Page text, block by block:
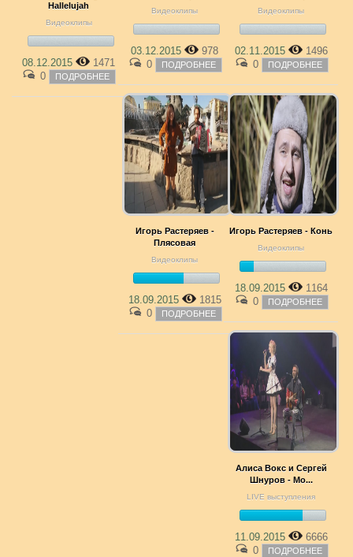
Hallelujah
Видеоклипы
08.12.2015
1471
0
ПОДРОБНЕЕ
Видеоклипы
03.12.2015
978
0
ПОДРОБНЕЕ
Видеоклипы
02.11.2015
1496
0
ПОДРОБНЕЕ
Игорь Растеряев -
Плясовая
Видеоклипы
18.09.2015
1815
0
ПОДРОБНЕЕ
Игорь Растеряев - Конь
Видеоклипы
18.09.2015
1164
0
ПОДРОБНЕЕ
Алиса Вокс и Сергей
Шнуров - Мо...
LIVE выступления
11.09.2015
6666
0
ПОДРОБНЕЕ